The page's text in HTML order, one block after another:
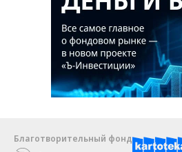
Благотворительный фонд